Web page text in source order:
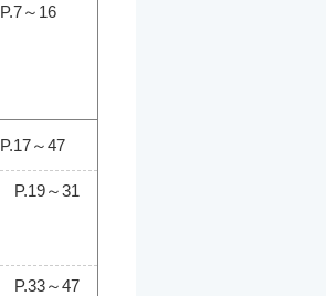
P.7～16
P.17～47
P.19～31
P.33～47